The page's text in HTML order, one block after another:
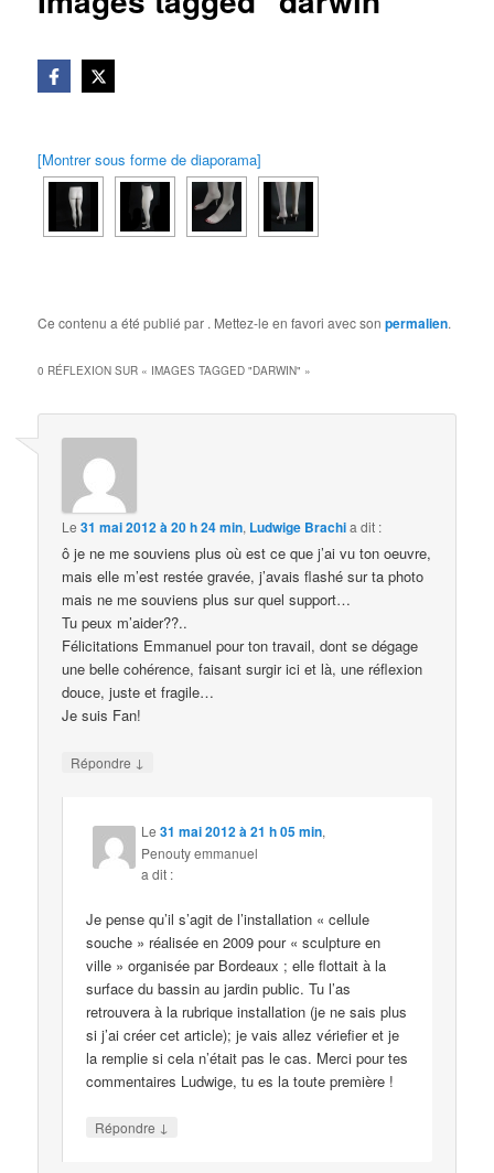
[Montrer sous forme de diaporama]
Ce contenu a été publié par . Mettez-le en favori avec sonpermalien.
0 RÉFLEXION SUR « IMAGES TAGGED "DARWIN" »
Le31 mai 2012 à 20 h 24 min, Ludwige Brachia dit :
ô je ne me souviens plus où est ce que j’ai vu ton oeuvre,
mais elle m’est restée gravée, j’avais flashé sur ta photo
mais ne me souviens plus sur quel support…
Tu peux m’aider??..
Félicitations Emmanuel pour ton travail, dont se dégage
une belle cohérence, faisant surgir ici et là, une réflexion
douce, juste et fragile…
Je suis Fan!
Répondre ↓
Le31 mai 2012 à 21 h 05 min,
Penouty emmanuel
a dit :
Je pense qu’il s’agit de l’installation « cellule
souche » réalisée en 2009 pour « sculpture en
ville » organisée par Bordeaux ; elle flottait à la
surface du bassin au jardin public. Tu l’as
retrouvera à la rubrique installation (je ne sais plus
si j’ai créer cet article); je vais allez vériefier et je
la remplie si cela n’était pas le cas. Merci pour tes
commentaires Ludwige, tu es la toute première !
Répondre ↓